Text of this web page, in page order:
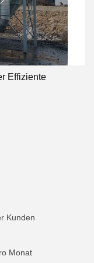
Effiziente
Kunden
Monat